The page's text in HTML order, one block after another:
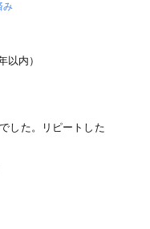
み
以内）
した。リピートした